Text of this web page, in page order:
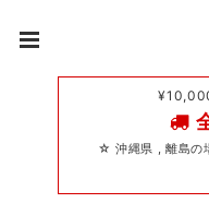
☆ 沖縄県 , 離島の